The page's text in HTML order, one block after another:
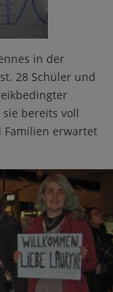
in der
28 Schüler und
bereits voll
Familien erwartet